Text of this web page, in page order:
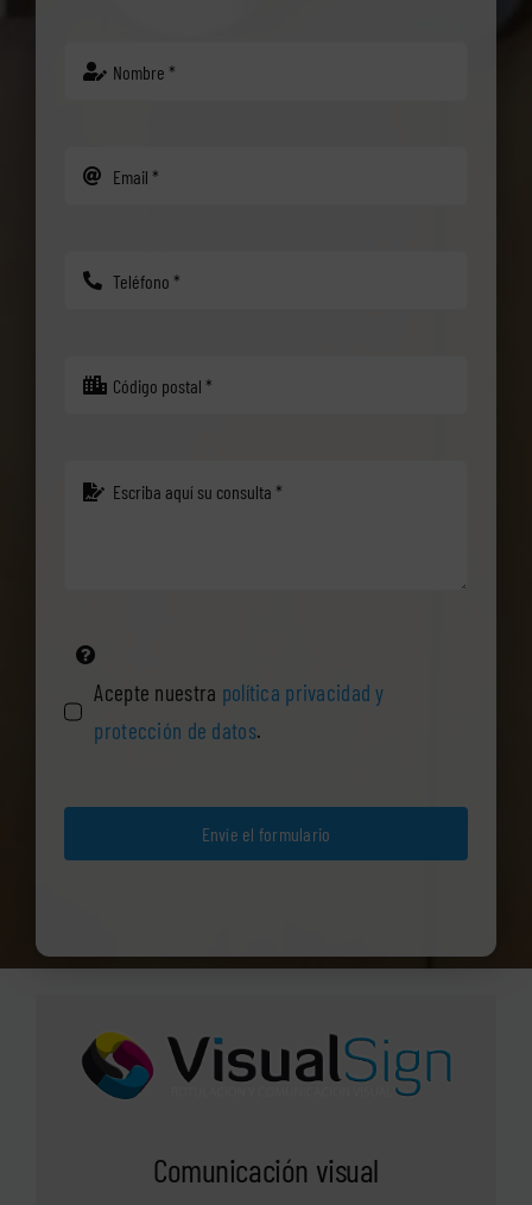
Acepte nuestra política privacidad y
protección de datos.
Envíe el formulario
Comunicación visual